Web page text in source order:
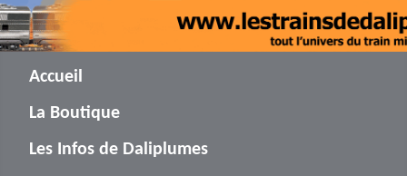
Accueil
La Boutique
Les Infos de Daliplumes